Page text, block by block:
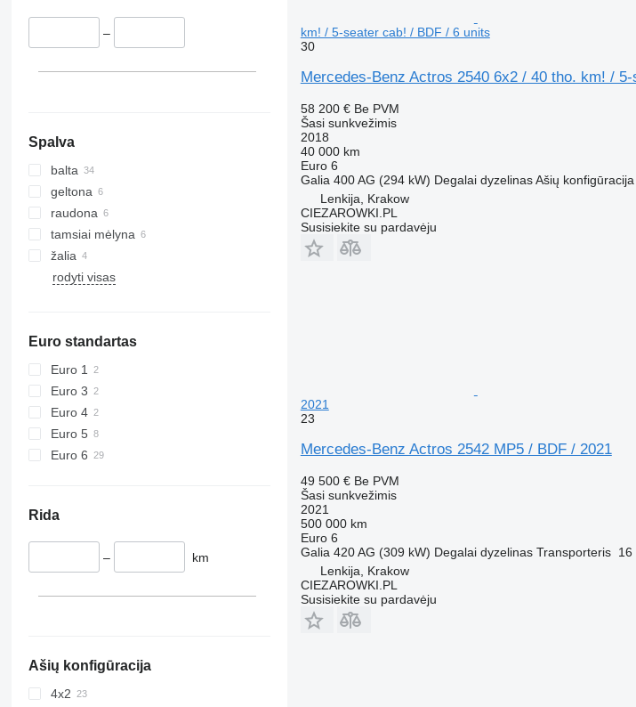
–
Spalva
balta
geltona
raudona
tamsiai mėlyna
žalia
rodyti visas
Euro standartas
Euro 1
Euro 3
Euro 4
Euro 5
Euro 6
Rida
– km
Ašių konfigūracija
4x2
km! / 5-seater cab! / BDF / 6 units
30
Mercedes-Benz Actros 2540 6x2 / 40 tho. km! /
58 200 € Be PVM
Šasi sunkvežimis
2018
40 000 km
Euro 6
Galia 400 AG (294 kW) Degalai dyzelinas Ašių konfigūracija
Lenkija, Krakow
CIEZAROWKI.PL
Susisiekite su pardavėju
2021
23
Mercedes-Benz Actros 2542 MP5 / BDF / 2021
49 500 € Be PVM
Šasi sunkvežimis
2021
500 000 km
Euro 6
Galia 420 AG (309 kW) Degalai dyzelinas Transporteris 16
Lenkija, Krakow
CIEZAROWKI.PL
Susisiekite su pardavėju